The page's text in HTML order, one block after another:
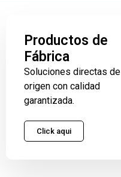
Productos de
Fábrica
Soluciones directas de
origen con calidad
garantizada.
Click aqui